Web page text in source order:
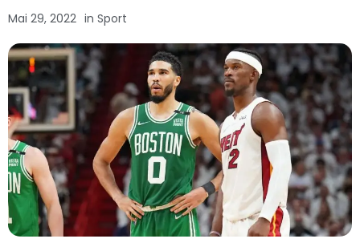
Mai 29, 2022 in Sport